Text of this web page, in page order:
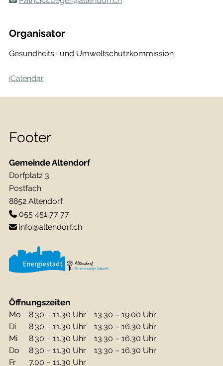
Organisator
Gesundheits- und Umweltschutzkommission
iCalendar
Footer
Gemeinde Altendorf
Dorfplatz 3
Postfach
8852 Altendorf
055 451 77 77
info@altendorf.ch
Öffnungszeiten
Mo 8.30 – 11.30 Uhr
13.30 – 19.00 Uhr
Di
8.30 – 11.30 Uhr
13.30 – 16.30 Uhr
Mi
8.30 – 11.30 Uhr
13.30 – 16.30 Uhr
Do
8.30 – 11.30 Uhr
13.30 – 16.30 Uhr
Fr
7.00 – 11.30 Uhr